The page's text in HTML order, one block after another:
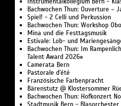
Instrumentalkollegium Bern -
Bachwochen Thun: Ouverture –
Spiel! - 2 Celli und Perkussion
Bachwochen Thun: Workshop
Mina und die Festtagsmusik
Estivale: Lob- und
Bachwochen Thun: Im
Talent Award 2026»
Camerata Bern
Pastorale d'été
Französische Farbenpracht
Bärenstutz @ Klostersommer
Bachwochen Thun: Hofkonzert